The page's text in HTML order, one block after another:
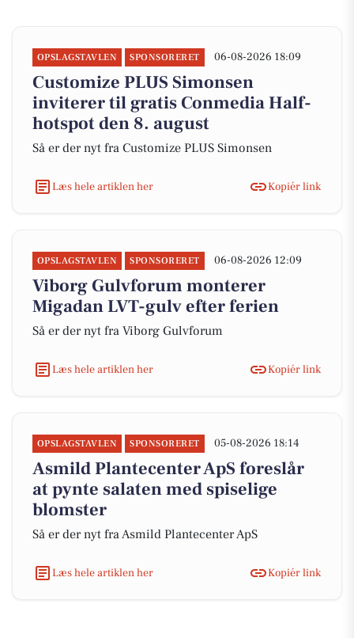
OPSLAGSTAVLEN SPONSORERET 06-08-2026 18:09
Customize PLUS Simonsen
inviterer til gratis Conmedia Half-
hotspot den 8. august
Så er der nyt fra Customize PLUS Simonsen
Læs hele artiklen her Kopiér link
OPSLAGSTAVLEN SPONSORERET 06-08-2026 12:09
Viborg Gulvforum monterer
Migadan LVT-gulv efter ferien
Så er der nyt fra Viborg Gulvforum
Læs hele artiklen her Kopiér link
OPSLAGSTAVLEN SPONSORERET 05-08-2026 18:14
Asmild Plantecenter ApS foreslår
at pynte salaten med spiselige
blomster
Så er der nyt fra Asmild Plantecenter ApS
Læs hele artiklen her Kopiér link